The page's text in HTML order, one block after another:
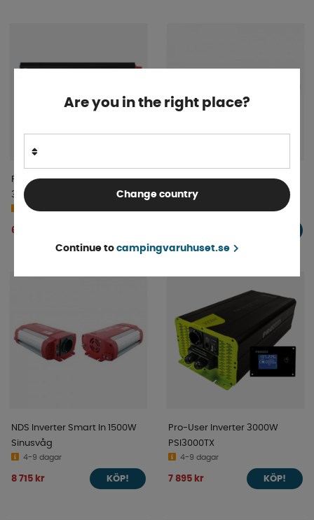
Renogy Omformare/UPS 12V
3000W Ren Sinus
4-9 dagar
6 558 kr
NDS Inverter Smart In 400W
Ren Sinusvåg
NDS Inverter Smart In 1500W
Sinusvåg
4-9 dagar
8 715 kr KÖP!
Pro-User Inverter 3000W
PSI3000TX
4-9 dagar
7 895 kr KÖP!
Are you in the right place?
Change country
Continue to campingvaruhuset.se